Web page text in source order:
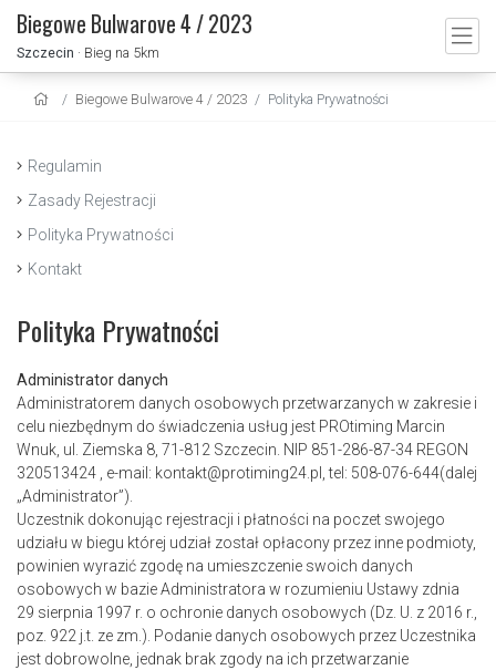
Biegowe Bulwarove 4 / 2023
Szczecin · Bieg na 5km
Biegowe Bulwarove 4 / 2023 Polityka Prywatności
Regulamin
Zasady Rejestracji
Polityka Prywatności
Kontakt
Polityka Prywatności
Administrator danych
Administratorem danych osobowych przetwarzanych w zakresie i
celu niezbędnym do świadczenia usług jest PROtiming Marcin
Wnuk, ul. Ziemska 8, 71-812 Szczecin. NIP 851-286-87-34 REGON
320513424 , e-mail: kontakt@protiming24.pl, tel: 508-076-644(dalej
„Administrator”).
Uczestnik dokonując rejestracji i płatności na poczet swojego
udziału w biegu której udział został opłacony przez inne podmioty,
powinien wyrazić zgodę na umieszczenie swoich danych
osobowych w bazie Administratora w rozumieniu Ustawy zdnia
29 sierpnia 1997 r. o ochronie danych osobowych (Dz. U. z 2016 r.,
poz. 922 j.t. ze zm.). Podanie danych osobowych przez Uczestnika
jest dobrowolne, jednak brak zgody na ich przetwarzanie